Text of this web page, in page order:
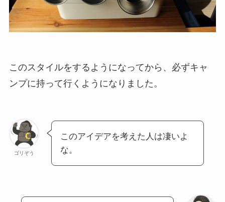
このスタイルをするようになってから、必ずキャ
ンプに持って行くようになりました。
ゴリぞう
このアイデアを考えた人は凄いよ
な。